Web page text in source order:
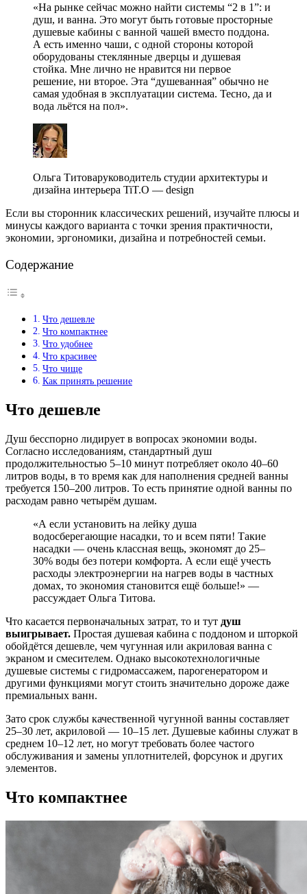
«На рынке сейчас можно найти системы “2 в 1”: и
душ, и ванна. Это могут быть готовые просторные
душевые кабины с ванной чашей вместо поддона.
А есть именно чаши, с одной стороны которой
оборудованы стеклянные дверцы и душевая
стойка. Мне лично не нравится ни первое
решение, ни второе. Эта “душеванная” обычно не
самая удобная в эксплуатации система. Тесно, да и
вода льётся на пол».
Ольга Титоваруководитель студии архитектуры и
дизайна интерьера TiT.O — design
Если вы сторонник классических решений, изучайте плюсы и
минусы каждого варианта с точки зрения практичности,
экономии, эргономики, дизайна и потребностей семьи.
Содержание
Что дешевле
Что компактнее
Что удобнее
Что красивее
Что чище
Как принять решение
Что дешевле
Душ бесспорно лидирует в вопросах экономии воды.
Согласно исследованиям, стандартный душ
продолжительностью 5–10 минут потребляет около 40–60
литров воды, в то время как для наполнения средней ванны
требуется 150–200 литров. То есть принятие одной ванны по
расходам равно четырём душам.
«А если установить на лейку душа
водосберегающие насадки, то и всем пяти! Такие
насадки — очень классная вещь, экономят до 25–
30% воды без потери комфорта. А если ещё учесть
расходы электроэнергии на нагрев воды в частных
домах, то экономия становится ещё больше!» —
рассуждает Ольга Титова.
Что касается первоначальных затрат, то и тут душ
выигрывает. Простая душевая кабина с поддоном и шторкой
обойдётся дешевле, чем чугунная или акриловая ванна с
экраном и смесителем. Однако высокотехнологичные
душевые системы с гидромассажем, парогенератором и
другими функциями могут стоить значительно дороже даже
премиальных ванн.
Зато срок службы качественной чугунной ванны составляет
25–30 лет, акриловой — 10–15 лет. Душевые кабины служат в
среднем 10–12 лет, но могут требовать более частого
обслуживания и замены уплотнителей, форсунок и других
элементов.
Что компактнее